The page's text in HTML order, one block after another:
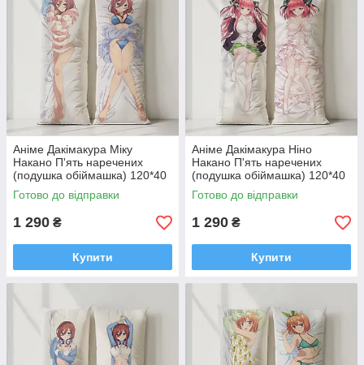
Аніме Дакімакура Міку
Накано П'ять наречених
(подушка обіймашка) 120*40
см
Готово до відправки
1 290 ₴
Купити
Аніме Дакімакура Ніно
Накано П'ять наречених
(подушка обіймашка) 120*40
см
Готово до відправки
1 290 ₴
Купити